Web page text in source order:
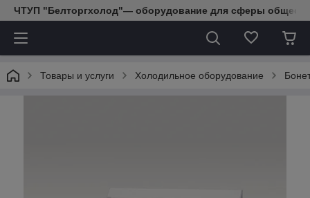
ЧТУП "Белторгхолод"— оборудование для сферы
Товары и услуги Холодильное оборудование